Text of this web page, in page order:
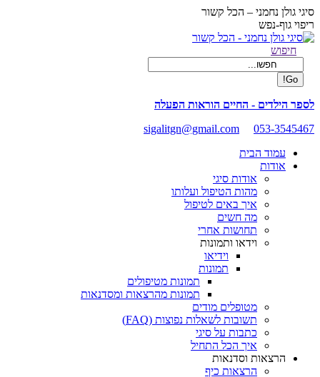
Skip
to
content
סיגי גולן נחמני – הכל קשור
ריפוי גוף-נפש
Facebook
opens
new
window
Search:
חיפוש
לספר הילדים - החיים הוראות הפעלה
sigalitgn@gmail.com
053-3545467
עמוד הבית
אודות
אודות סיגי
מהות הטיפול ועלותו
איך באים לטיפול
מה חשים
תחושות אחרי
וידאו ותמונות
וידיאו
תמונות
תמונות מטיפולים
תמונות מהרצאות ומסדנאות
מטופלים מודים
תשובות לשאלות נפוצות (FAQ)
כתבות על סיגי
איך הכל התחיל
הרצאות וסדנאות
הרצאות כיף